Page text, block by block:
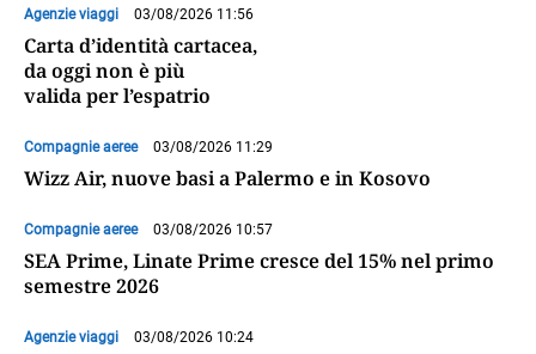
Agenzie viaggi 03/08/2026 11:56
Carta d’identità cartacea,
da oggi non è più
valida per l’espatrio
Compagnie aeree 03/08/2026 11:29
Wizz Air, nuove basi a Palermo e in Kosovo
Compagnie aeree 03/08/2026 10:57
SEA Prime, Linate Prime cresce del 15% nel primo
semestre 2026
Agenzie viaggi 03/08/2026 10:24